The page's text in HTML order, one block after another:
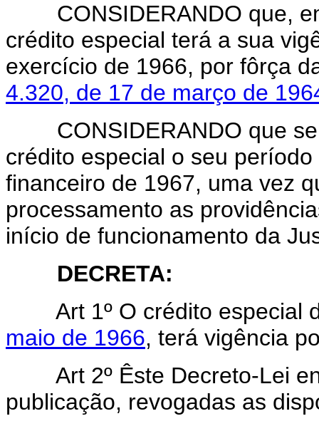
CONSIDERANDO que,
crédito especial terá a sua
exercício de 1966, por fôrça
4.320, de 17 de março de
CONSIDERANDO que se
crédito especial o seu
financeiro de 1967, uma vez
processamento as
início de funcionamento da
DECRETA:
Art 1º O crédito especial
maio de 1966, terá vigência
Art 2º Êste Decreto-Lei
publicação, revogadas as